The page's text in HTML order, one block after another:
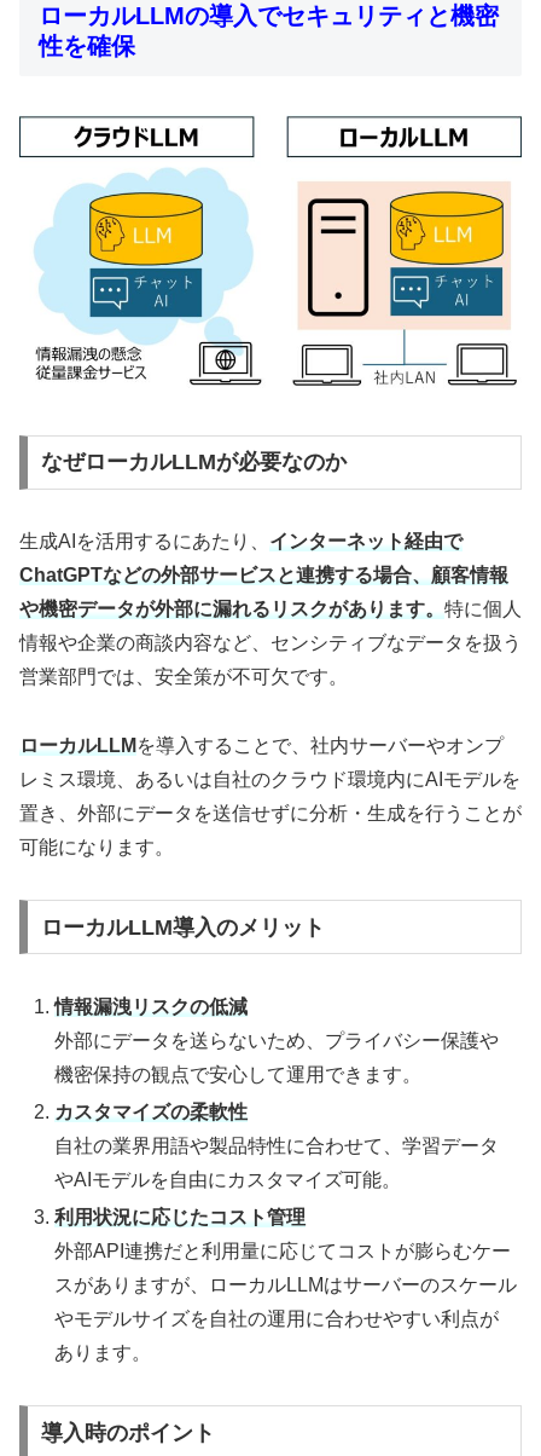
ローカルLLMの導入でセキュリティと機密
性を確保
なぜローカルLLMが必要なのか
生成AIを活用するにあたり、 インターネット経由で
ChatGPTなどの外部サービスと連携する場合、顧客情報
や機密データが外部に漏れるリスクがあります。 特に個人
情報や企業の商談内容など、センシティブなデータを扱う
営業部門では、安全策が不可欠です。
ローカルLLM を導入することで、社内サーバーやオンプ
レミス環境、あるいは自社のクラウド環境内にAIモデルを
置き、外部にデータを送信せずに分析・生成を行うことが
可能になります。
ローカルLLM導入のメリット
情報漏洩リスクの低減
外部にデータを送らないため、プライバシー保護や
機密保持の観点で安心して運用できます。
カスタマイズの柔軟性
自社の業界用語や製品特性に合わせて、学習データ
やAIモデルを自由にカスタマイズ可能。
利用状況に応じたコスト管理
外部API連携だと利用量に応じてコストが膨らむケー
スがありますが、ローカルLLMはサーバーのスケール
やモデルサイズを自社の運用に合わせやすい利点が
あります。
導入時のポイント